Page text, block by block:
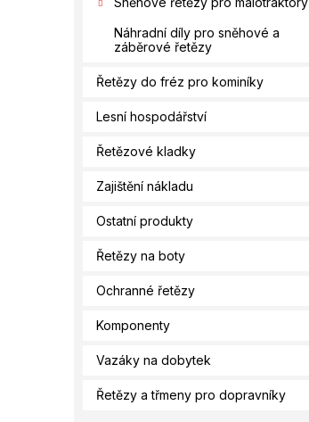
Náhradní díly pro sněhové a
záběrové řetězy
Řetězy do fréz pro kominíky
Lesní hospodářství
Řetězové kladky
Zajištění nákladu
Ostatní produkty
Řetězy na boty
Ochranné řetězy
Komponenty
Vazáky na dobytek
Řetězy a třmeny pro dopravníky